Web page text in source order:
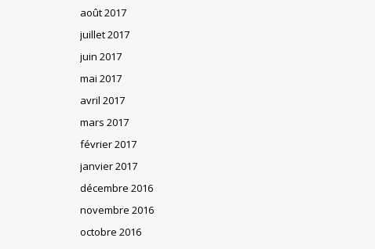
août 2017
juillet 2017
juin 2017
mai 2017
avril 2017
mars 2017
février 2017
janvier 2017
décembre 2016
novembre 2016
octobre 2016